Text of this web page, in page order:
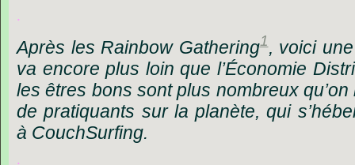
.
Après les Rainbow Gathering1, voici une
va encore plus loin que l’Économie
les êtres bons sont plus nombreux qu’on
de pratiquants sur la planète, qui
à CouchSurfing.
.